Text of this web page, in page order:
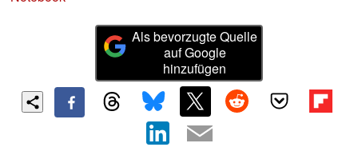
Als bevorzugte Quelle
auf Google
hinzufügen